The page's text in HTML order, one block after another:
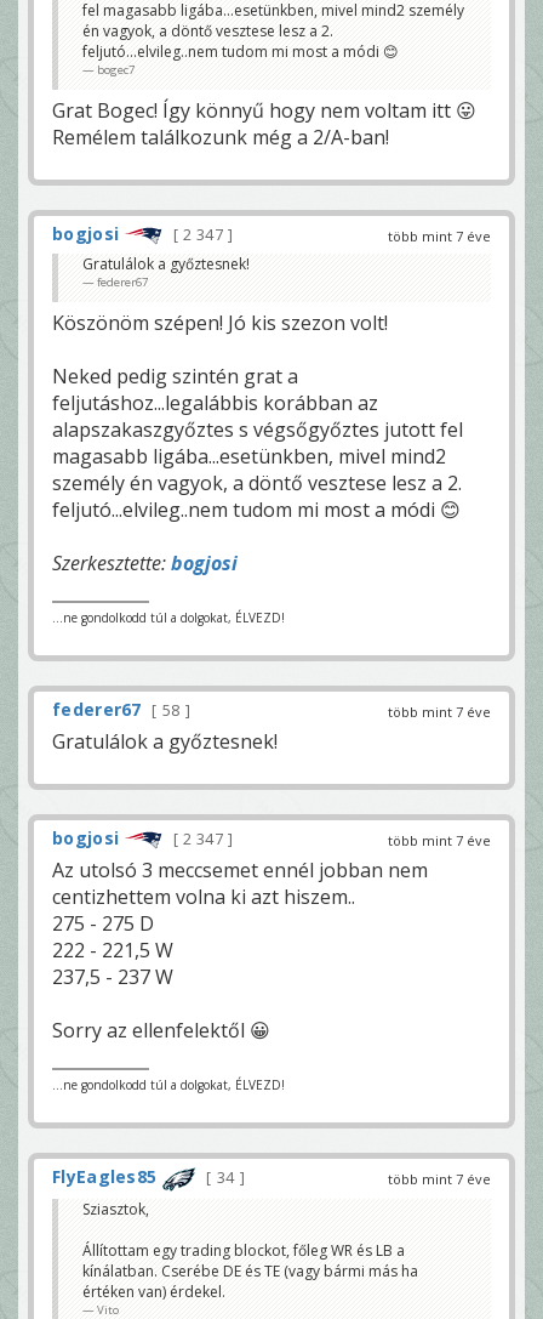
fel magasabb ligába...esetünkben, mivel mind2 személy
én vagyok, a döntő vesztese lesz a 2.
feljutó...elvileg..nem tudom mi most a módi 😊
bogec7
Grat Bogec! Így könnyű hogy nem voltam itt 😛
Remélem találkozunk még a 2/A-ban!
több mint 7 éve
bogjosi
2 347
Gratulálok a győztesnek!
federer67
Köszönöm szépen! Jó kis szezon volt!
Neked pedig szintén grat a
feljutáshoz...legalábbis korábban az
alapszakaszgyőztes s végsőgyőztes jutott fel
magasabb ligába...esetünkben, mivel mind2
személy én vagyok, a döntő vesztese lesz a 2.
feljutó...elvileg..nem tudom mi most a módi 😊
Szerkesztette:bogjosi
...ne gondolkodd túl a dolgokat, ÉLVEZD!
több mint 7 éve
federer67 58
Gratulálok a győztesnek!
több mint 7 éve
bogjosi 2 347
Az utolsó 3 meccsemet ennél jobban nem
centizhettem volna ki azt hiszem..
275 - 275 D
222 - 221,5 W
237,5 - 237 W
Sorry az ellenfelektől 😀
...ne gondolkodd túl a dolgokat, ÉLVEZD!
több mint 7 éve
FlyEagles85
34
Sziasztok,
Állítottam egy trading blockot, főleg WR és LB a
kínálatban. Cserébe DE és TE (vagy bármi más ha
értéken van) érdekel.
Vito